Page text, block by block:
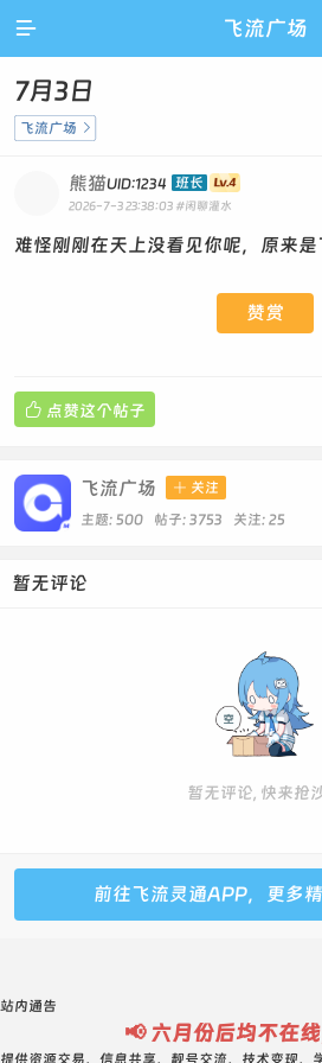
 飞流广场
7月3日
飞流广场 
熊猫UID:1234 班长
2026-7-3 23:38:03 #闲聊灌水
难怪刚刚在天上没看见你呢，原来是
赞赏
 点赞这个帖子
飞流广场  关注
主题: 500 帖子: 3753 关注: 25
暂无评论
暂无评论, 快来抢
前往飞流灵通APP，更多精
站内通告
📢 六月份后均不在
提供资源交易、信息共享、靓号交流、技术变现、